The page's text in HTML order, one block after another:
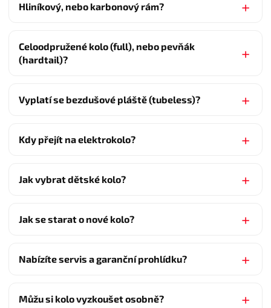
Hliníkový, nebo karbonový rám?
Celoodpružené kolo (full), nebo pevňák
(hardtail)?
Vyplatí se bezdušové pláště (tubeless)?
Kdy přejít na elektrokolo?
Jak vybrat dětské kolo?
Jak se starat o nové kolo?
Nabízíte servis a garanční prohlídku?
Můžu si kolo vyzkoušet osobně?